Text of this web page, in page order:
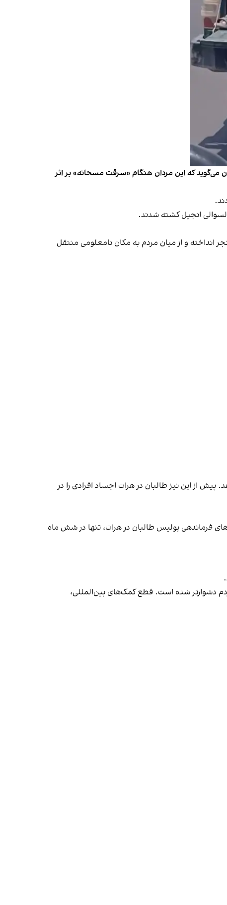
می‌گوید که این مردان هنگام «سرقت مسحانه» بر اثر
انجیل کشته شدند.
انداخته و از میان مردم به مکان نامعلومی منتقل
از این نیز طالبان در هرات اجساد افرادی را در
فرماندهی پولیس طالبان در هرات، تنها در شش ماه
دشوارتر شده است. قطع کمک‌های بین‌المللی،